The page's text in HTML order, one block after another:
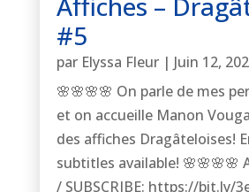
#5
par Elyssa Fleur| Juin 12,
🌸🌸🌸🌸 On parle de mes
et on accueille Manon
des affiches Dragâteloises!
subtitles available! 🌸🌸🌸🌸
/ SUBSCRIBE: https://bit.ly/